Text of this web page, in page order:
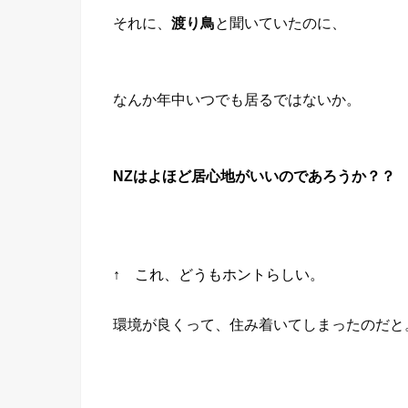
それに、 渡り鳥と聞いていたのに、
なんか年中いつでも居るではないか。
NZはよほど居心地がいいのであろうか？？
↑ これ、どうもホントらしい。
環境が良くって、住み着いてしまったのだと